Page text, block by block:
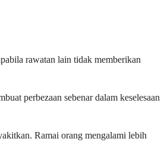
rawatan lain tidak memberikan
perbezaan sebenar dalam keselesaan
Ramai orang mengalami lebih